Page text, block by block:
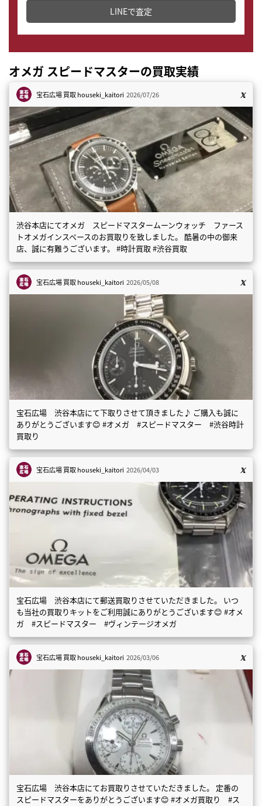
LINEで査定
オメガ スピードマスターの買取実績
宝石広場 買取houseki_kaitori 2026/07/26
渋谷本店にてオメガ スピードマスタームーンウォッチ ファース
トオメガインスペースのお買取りを致しました。 酷暑の中の御来
店、誠に有難うございます。 #時計買取 #渋谷買取
宝石広場 買取houseki_kaitori 2026/05/08
宝石広場 渋谷本店にて下取りさせて頂きました♪ ご購入も誠に
ありがとうございます😊 #オメガ #スピードマスター #渋谷時計
買取り
宝石広場 買取houseki_kaitori 2026/04/03
宝石広場 渋谷本店にて郵送買取りさせていただきました。 いつ
も当社の買取りキットをご利用誠にありがとうございます😊 #オメ
ガ #スピードマスター #ヴィンテージオメガ
宝石広場 買取houseki_kaitori 2026/03/06
宝石広場 渋谷本店にてお買取りさせていただきました。 定番の
スピードマスターをありがとうございます😊 #オメガ買取り #ス